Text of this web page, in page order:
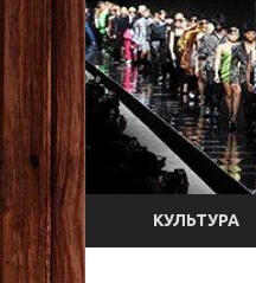
КУЛЬТУРА